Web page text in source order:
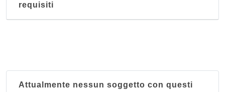
requisiti
Attualmente nessun soggetto con questi